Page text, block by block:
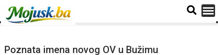
Poznata imena novog OV u Bužimu